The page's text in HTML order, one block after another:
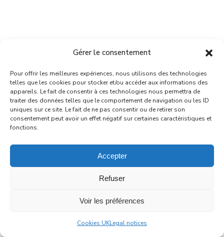
Gérer le consentement
Pour offrir les meilleures expériences, nous utilisons des technologies
telles que les cookies pour stocker et/ou accéder aux informations des
appareils. Le fait de consentir à ces technologies nous permettra de
traiter des données telles que le comportement de navigation ou les ID
uniques sur ce site. Le fait de ne pas consentir ou de retirer son
consentement peut avoir un effet négatif sur certaines caractéristiques et
fonctions.
Accepter
Refuser
Voir les préférences
Cookies UKLegal notices